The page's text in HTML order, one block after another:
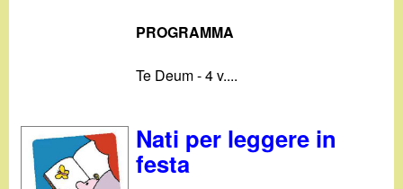
PROGRAMMA
Te Deum - 4 v....
Nati per leggere in
festa